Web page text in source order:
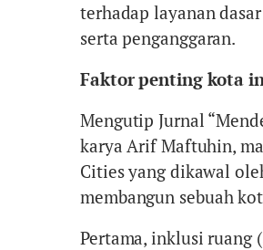
terhadap layanan
serta penganggaran.
Faktor penting kota
Mengutip Jurnal
karya Arif Maftuhin,
Cities yang dikawal
membangun sebuah
Pertama, inklusi ruang (